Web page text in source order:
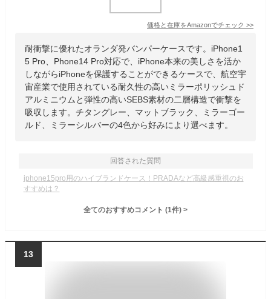
価格と在庫をAmazonでチェック >>
耐衝撃に優れたオランダ発バンパーケースです。iPhone1
5 Pro、Phone14 Pro対応で、iPhone本来の美しさを活か
しながらiPhoneを保護することができるケースで、航空宇
宙産業で使用されている耐久性の高いミラーポリッシュド
アルミニウムと弾性の高いSEBS素材の二層構造で衝撃を
吸収します。チタングレー、マットブラック、ミラーゴー
ルド、ミラーシルバーの4色から好みにより選べます。
回答された質問
iphone15pro用のハイブランドケース！PRADAなど高級感重視のお
すすめは？
全てのおすすめコメント (1件) >
13